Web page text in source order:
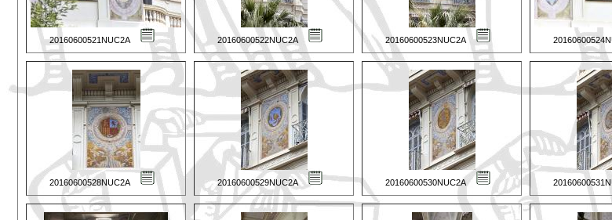
20160600521NUC2A 20160600522NUC2A 20160600523NUC2A
20160600528NUC2A 20160600529NUC2A 20160600530NUC2A